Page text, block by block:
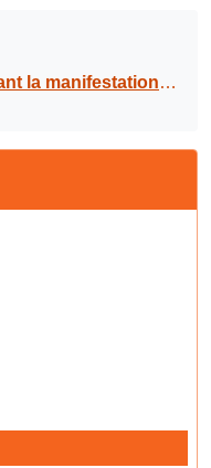
de l’hôtel Arawak, le dimanche 7 juillet 2024